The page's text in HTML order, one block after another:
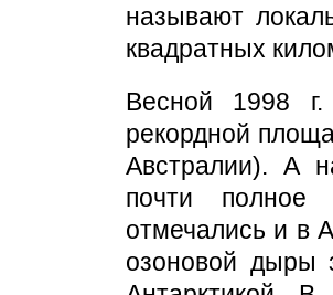
называют
квадратных
Весной 1998 г.
рекордной
Австралии). А
почти полное
отмечались и в
озоновой дыры